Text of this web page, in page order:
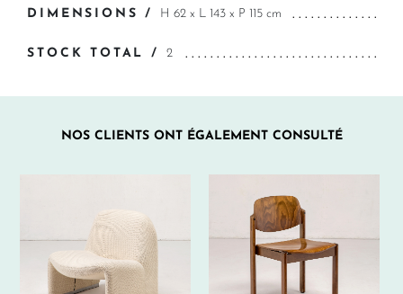
DIMENSIONS / H 62 x L 143 x P 115 cm
STOCK TOTAL / 2
NOS CLIENTS ONT ÉGALEMENT CONSULTÉ